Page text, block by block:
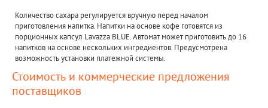
Количество сахара регулируется вручную перед началом
приготовления напитка. Напитки на основе кофе готовятся из
порционных капсул Lavazza BLUE. Автомат может приготовить до 16
напитков на основе нескольких ингредиентов. Предусмотрена
возможность установки платежной системы.
Стоимость и коммерческие предложения
поставщиков